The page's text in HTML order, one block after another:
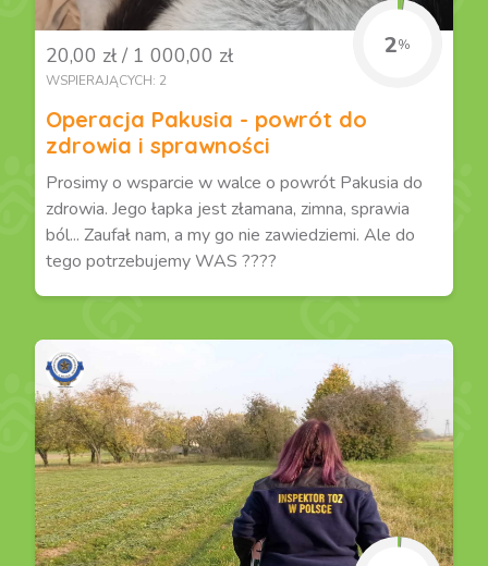
20,00 zł / 1 000,00 zł
WSPIERAJĄCYCH: 2
2%
Operacja Pakusia - powrót do
zdrowia i sprawności
Prosimy o wsparcie w walce o powrót Pakusia do
zdrowia. Jego łapka jest złamana, zimna, sprawia
ból... Zaufał nam, a my go nie zawiedziemi. Ale do
tego potrzebujemy WAS ????